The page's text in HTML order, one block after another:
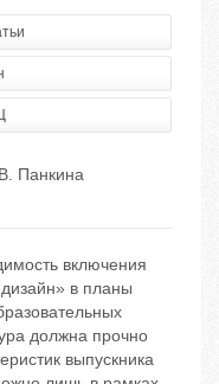
Панкина
включения
дизайн» в планы
должна прочно
выпускника